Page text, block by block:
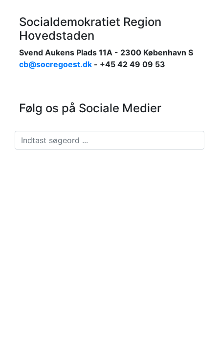
Socialdemokratiet Region
Hovedstaden
Svend Aukens Plads 11A - 2300 København S
cb@socregoest.dk - +45 42 49 09 53
Følg os på Sociale Medier